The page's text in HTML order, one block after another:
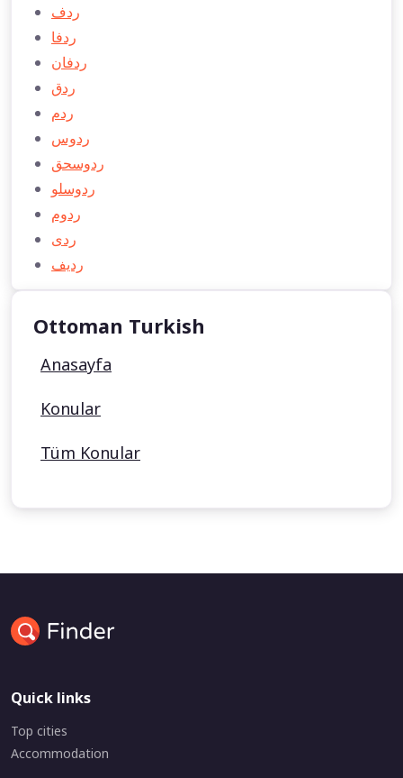
ردف
ردفا
ردفان
ردق
ردم
ردوس
ردوسحق
ردوسلو
ردوم
ردی
رديف
Ottoman Turkish
Anasayfa
Konular
Tüm Konular
Quick links
Top cities
Accommodation